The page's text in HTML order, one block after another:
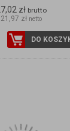
zł brutto
21,97 zł netto
DO